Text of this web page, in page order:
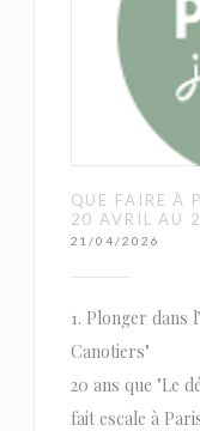
QUE FAIRE À
20 AVRIL AU
21/04/2026
1. Plonger dans
Canotiers"
20 ans que "Le
fait escale à